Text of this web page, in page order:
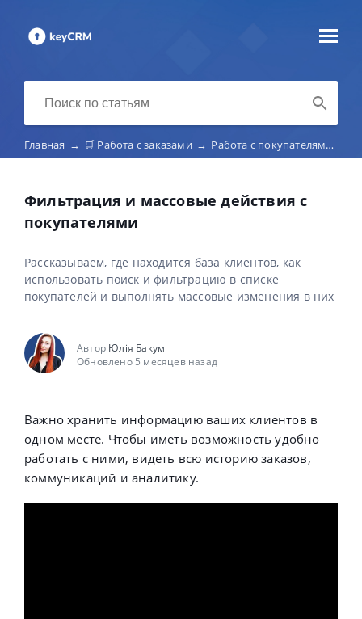
Главная → 🛒 Работа с заказами → Работа с покупателями
Фильтрация и массовые действия с
покупателями
Рассказываем, где находится база клиентов, как
использовать поиск и фильтрацию в списке
покупателей и выполнять массовые изменения в них
Автор Юлія Бакум
Обновлено 5 месяцев назад
Важно хранить информацию ваших клиентов в
одном месте. Чтобы иметь возможность удобно
работать с ними, видеть всю историю заказов,
коммуникаций и аналитику.